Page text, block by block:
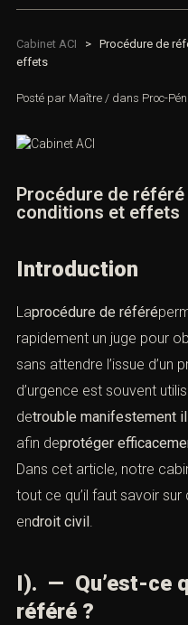
Cabinet ACI > Procédure de
effets
Posté par Maître / dans Proc-
Procédure de
conditions et effets
Introduction
Laprocédure de référé
rapidement un juge pour
sans attendre l’issue d’un
d’urgence est souvent
detrouble manifestement
afin deprotéger
Dans cet article, notre
tout ce qu’il faut savoir
endroit civil .
I). — Qu’est-ce
référé ?